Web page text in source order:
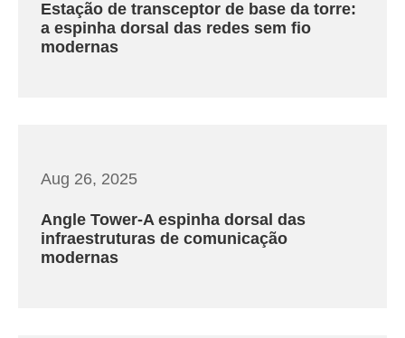
Estação de transceptor de base da torre:
a espinha dorsal das redes sem fio
modernas
Aug 26, 2025
Angle Tower-A espinha dorsal das
infraestruturas de comunicação
modernas